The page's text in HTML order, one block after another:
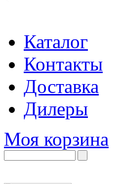
Каталог
Контакты
Доставка
Дилеры
Моя корзина